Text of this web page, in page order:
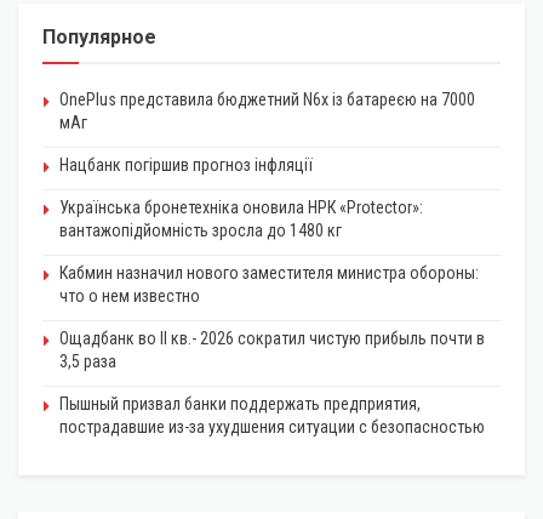
Популярное
OnePlus представила бюджетний N6x із батареєю на 7000
мАг
Нацбанк погіршив прогноз інфляції
Українська бронетехніка оновила НРК «Protector»:
вантажопідйомність зросла до 1480 кг
Кабмин назначил нового заместителя министра обороны:
что о нем известно
Ощадбанк во II кв.- 2026 сократил чистую прибыль почти в
3,5 раза
Пышный призвал банки поддержать предприятия,
пострадавшие из-за ухудшения ситуации с безопасностью